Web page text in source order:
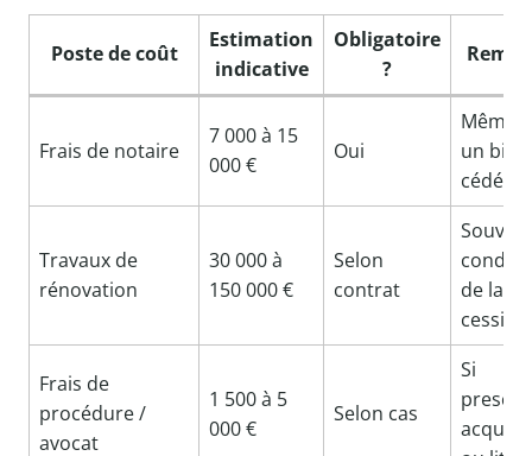
Poste de coût
Estimation
indicative
Obligatoire
?
Frais de notaire
7 000 à 15
000 €
Oui
Même
un bien
cédé à
Travaux de
rénovation
30 000 à
150 000 €
Selon
contrat
de la
cession
Frais de
procédure /
avocat
1 500 à 5
000 €
Selon cas
Si